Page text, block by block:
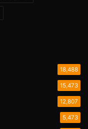
18,488
15,473
12,807
5,473